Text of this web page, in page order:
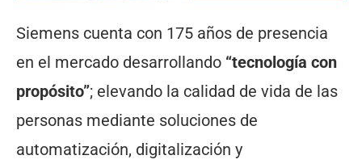
Siemens cuenta con 175 años de presencia
en el mercado desarrollando “tecnología con
propósito”; elevando la calidad de vida de las
personas mediante soluciones de
automatización, digitalización y